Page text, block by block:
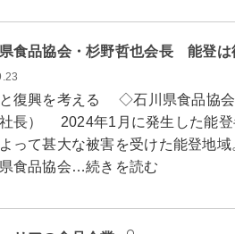
食品協会・杉野哲也会長 能登は
復興を考える ◇石川県食品協会
社長） 2024年1月に発生した能
って甚大な被害を受けた能登地
食品協会…続きを読む